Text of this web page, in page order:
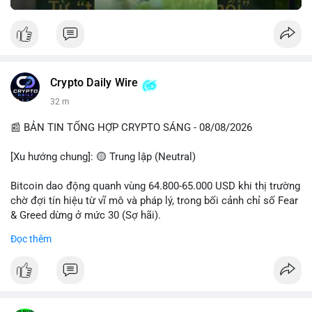
Crypto Daily Wire
32 m
📰 BẢN TIN TỔNG HỢP CRYPTO SÁNG - 08/08/2026
[Xu hướng chung]: 🟡 Trung lập (Neutral)
Bitcoin dao động quanh vùng 64.800-65.000 USD khi thị trường
chờ đợi tín hiệu từ vĩ mô và pháp lý, trong bối cảnh chỉ số Fear
& Greed dừng ở mức 30 (Sợ hãi).
- Thị trường & Giá cả: Chuỗi giao dịch cá voi BTC diễn ra dày
triệu USD lúc 08:19 UTC và 61,37 BTC (gần 4 triệu USD) lúc
Đọc thêm